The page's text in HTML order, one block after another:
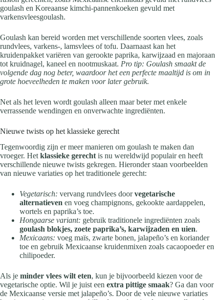
goulash en Koreaanse kimchi-pannenkoeken gevuld met
varkensvleesgoulash.
Goulash kan bereid worden met verschillende soorten vlees, zoals
rundvlees, varkens-, lamsvlees of tofu. Daarnaast kan het
kruidenpakket variëren van gerookte paprika, karwijzaad en majoraan
tot kruidnagel, kaneel en nootmuskaat. Pro tip: Goulash smaakt de
volgende dag nog beter, waardoor het een perfecte maaltijd is om in
grote hoeveelheden te maken voor later gebruik.
Net als het leven wordt goulash alleen maar beter met enkele
verrassende wendingen en onverwachte ingrediënten.
Nieuwe twists op het klassieke gerecht
Tegenwoordig zijn er meer manieren om goulash te maken dan
vroeger. Het klassieke gerecht is nu wereldwijd populair en heeft
verschillende nieuwe twists gekregen. Hieronder staan voorbeelden
van nieuwe variaties op het traditionele gerecht:
Vegetarisch: vervang rundvlees doorvegetarische
alternatieven en voeg champignons, gekookte aardappelen,
wortels en paprika’s toe.
Hongaarse variant: gebruik traditionele ingrediënten zoals
goulash blokjes, zoete paprika’s, karwijzaden en uien.
Mexicaans: voeg maïs, zwarte bonen, jalapeño’s en koriander
toe en gebruik Mexicaanse kruidenmixen zoals cacaopoeder en
chilipoeder.
Als je minder vlees wilt eten, kun je bijvoorbeeld kiezen voor de
vegetarische optie. Wil je juist een extra pittige smaak? Ga dan voor
de Mexicaanse versie met jalapeño’s. Door de vele nieuwe variaties